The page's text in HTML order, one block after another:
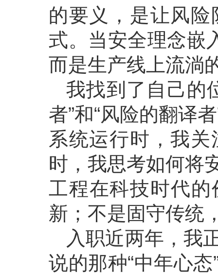
的要义，是让风
式。当安全理念嵌
而是生产线上流淌
我找到了自己的
者”和“风险的翻译
系统运行时，我
时，我思考如何将
工程在科技时代
新；不是固守传统
入职近两年，我
说的那种“中年心